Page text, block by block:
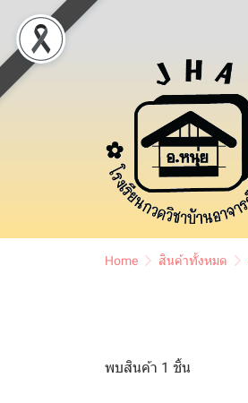
Home สินค้าทั้งหมด
พบสินค้า 1 ชิ้น